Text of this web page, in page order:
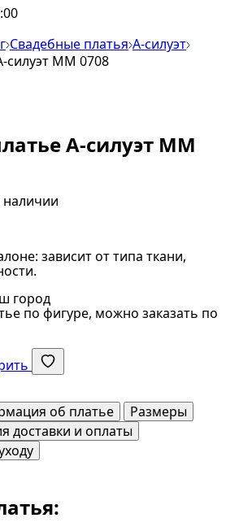
Свадебные платья А-силуэт
силуэт ММ 0708
А-силуэт ММ
наличии
зависит от типа ткани,
город
по фигуре, можно заказать по
об платье
Размеры
доставки и оплаты